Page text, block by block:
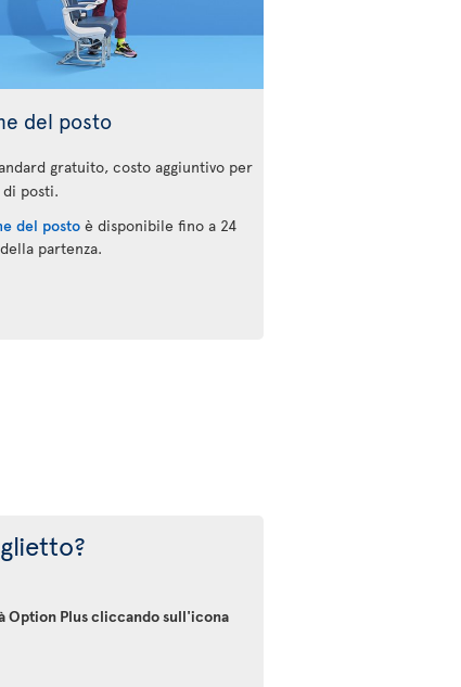
del posto
gratuito, costo aggiuntivo per
posti.
del posto è disponibile fino a 24
partenza.
Option Plus cliccando sull'icona